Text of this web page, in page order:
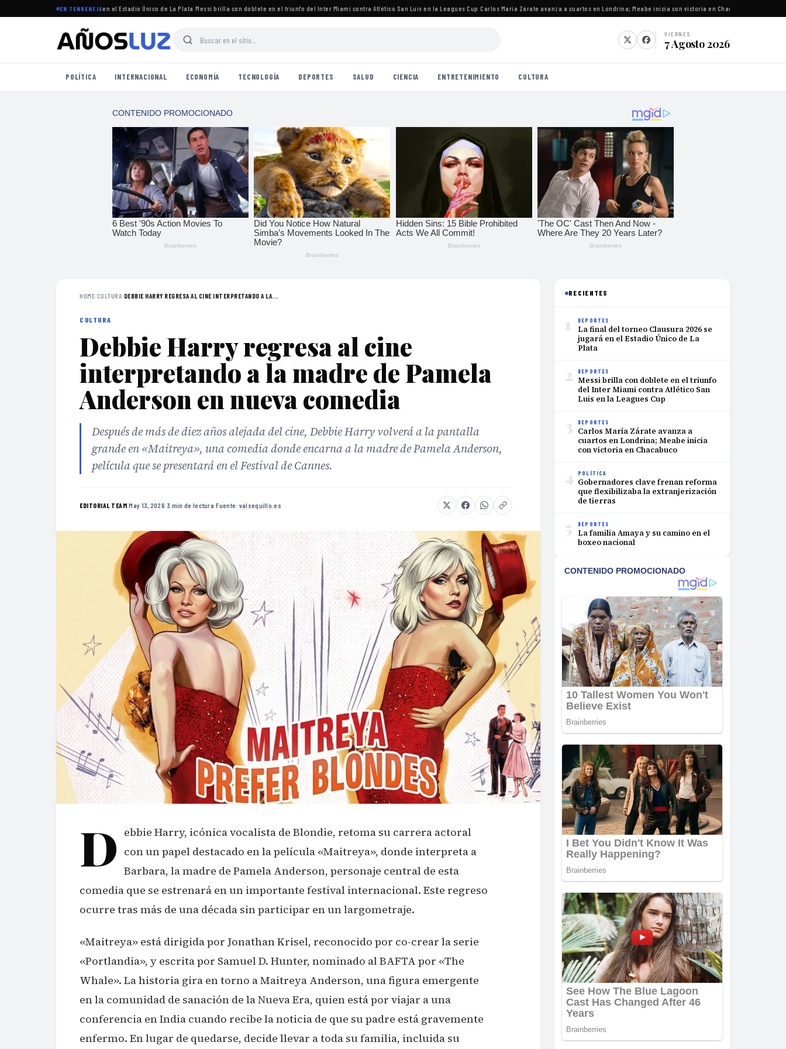
EN TENDENCIA
Clausura 2026 se jugará en el Estadio Único de La Plata·Messi brilla con doblete en el triunfo del Inter Miami contra Atlético San Luis en la Leagues Cup ·Carlos María Zárate avanza a cuartos en Londrina; Meabe inicia con victoria en Chacabuco
VIERNES
7 Agosto 2026
POLÍTICA INTERNACIONAL ECONOMÍA TECNOLOGÍA DEPORTES SALUD CIENCIA ENTRETENIMIENTO CULTURA
HOME›CULTURA› DEBBIE HARRY REGRESA AL CINE INTERPRETANDO A LA...
CULTURA
Debbie Harry regresa al cine
interpretando a la madre de Pamela
Anderson en nueva comedia
Después de más de diez años alejada del cine, Debbie Harry volverá a la pantalla
grande en «Maitreya», una comedia donde encarna a la madre de Pamela Anderson,
película que se presentará en el Festival de Cannes.
EDITORIAL TEAM·May 13, 2026·3 min de lectura·Fuente: valsequillo.es
D ebbie Harry, icónica vocalista de Blondie, retoma su carrera actoral
con un papel destacado en la película «Maitreya», donde interpreta a
Barbara, la madre de Pamela Anderson, personaje central de esta
comedia que se estrenará en un importante festival internacional. Este regreso
ocurre tras más de una década sin participar en un largometraje.
«Maitreya» está dirigida por Jonathan Krisel, reconocido por co-crear la serie
«Portlandia», y escrita por Samuel D. Hunter, nominado al BAFTA por «The
Whale». La historia gira en torno a Maitreya Anderson, una figura emergente
en la comunidad de sanación de la Nueva Era, quien está por viajar a una
conferencia en India cuando recibe la noticia de que su padre está gravemente
enfermo. En lugar de quedarse, decide llevar a toda su familia, incluida su
RECIENTES
1 DEPORTES
La final del torneo Clausura 2026 se
jugará en el Estadio Único de La
Plata
2 DEPORTES
Messi brilla con doblete en el triunfo
del Inter Miami contra Atlético San
Luis en la Leagues Cup
3 DEPORTES
Carlos María Zárate avanza a
cuartos en Londrina; Meabe inicia
con victoria en Chacabuco
4 POLÍTICA
Gobernadores clave frenan reforma
que flexibilizaba la extranjerización
de tierras
5 DEPORTES
La familia Amaya y su camino en el
boxeo nacional